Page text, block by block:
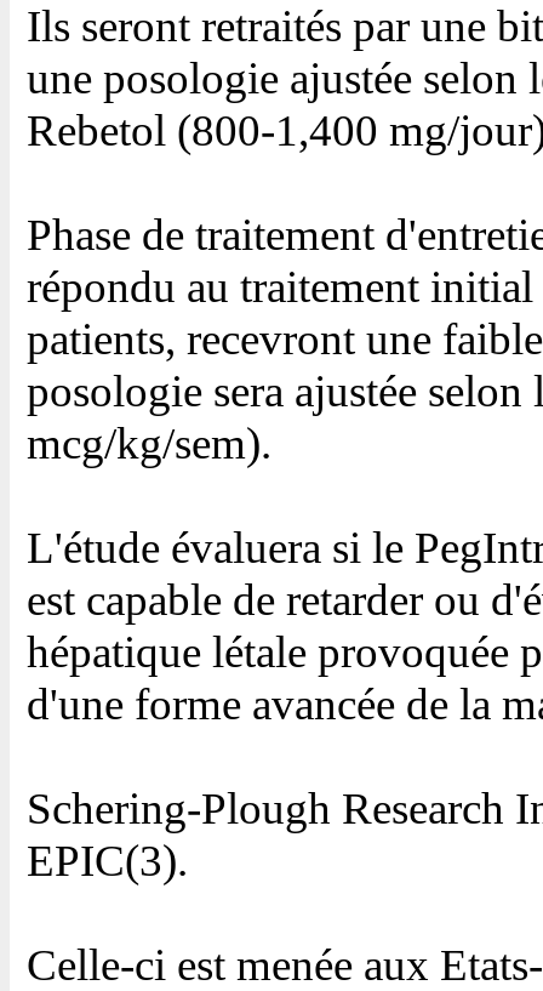
Ils seront retraités par une
une posologie ajustée
Rebetol (800-1,400 mg/
Phase de traitement
répondu au traitement
patients, recevront une
posologie sera ajustée
mcg/kg/sem).
L'étude évaluera si le
est capable de retarder ou
hépatique létale provoquée
d'une forme avancée de la
Schering-Plough Research
EPIC(3).
Celle-ci est menée aux